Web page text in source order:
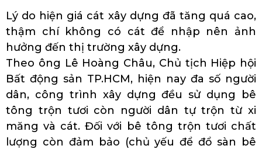
Lý do hiện giá cát xây dựng đã tăng quá cao,
thậm chí không có cát để nhập nên ảnh
hưởng đến thị trường xây dựng.
Theo ông Lê Hoàng Châu, Chủ tịch Hiệp hội
Bất động sản TP.HCM, hiện nay đa số người
dân, công trình xây dựng đều sử dụng bê
tông trộn tươi còn người dân tự trộn từ xi
măng và cát. Đối với bê tông trộn tươi chất
lượng còn đảm bảo (chủ yếu để đổ sàn bê